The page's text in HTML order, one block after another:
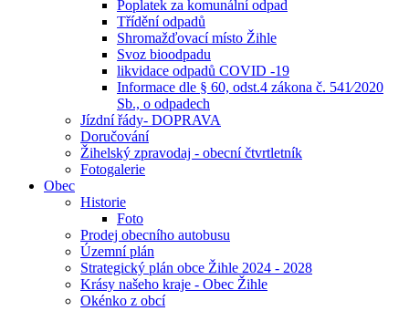
Poplatek za komunální odpad
Třídění odpadů
Shromažďovací místo Žihle
Svoz bioodpadu
likvidace odpadů COVID -19
Informace dle § 60, odst.4 zákona č. 541⁄2020
Sb., o odpadech
Jízdní řády- DOPRAVA
Doručování
Žihelský zpravodaj - obecní čtvrtletník
Fotogalerie
Obec
Historie
Foto
Prodej obecního autobusu
Územní plán
Strategický plán obce Žihle 2024 - 2028
Krásy našeho kraje - Obec Žihle
Okénko z obcí